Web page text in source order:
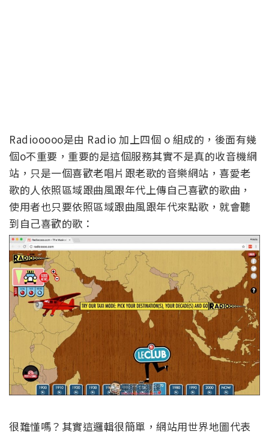
Radiooooo是由 Radio 加上四個 o 組成的，後面有幾
個o不重要，重要的是這個服務其實不是真的收音機網
站，只是一個喜歡老唱片跟老歌的音樂網站，喜愛老
歌的人依照區域跟曲風跟年代上傳自己喜歡的歌曲，
使用者也只要依照區域跟曲風跟年代來點歌，就會聽
到自己喜歡的歌：
很難懂嗎？其實這邏輯很簡單，網站用世界地圖代表